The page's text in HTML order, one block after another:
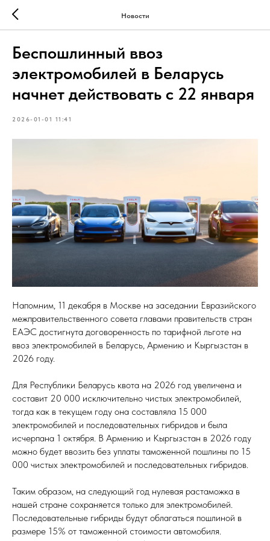
Новости
Беспошлинный ввоз
электромобилей в Беларусь
начнет действовать с 22 января
2026-01-01 11:41
Напомним, 11 декабря в Москве на заседании Евразийского
межправительственного совета главами правительств стран
ЕАЭС достигнута договоренность по тарифной льготе на
ввоз электромобилей в Беларусь, Армению и Кыргызстан в
2026 году.
Для Республики Беларусь квота на 2026 год увеличена и
составит 20 000 исключительно чистых электромобилей,
тогда как в текущем году она составляла 15 000
электромобилей и последовательных гибридов и была
исчерпана 1 октября. В Армению и Кыргызстан в 2026 году
можно будет ввозить без уплаты таможенной пошлины по 15
000 чистых электромобилей и последовательных гибридов.
Таким образом, на следующий год нулевая растаможка в
нашей стране сохраняется только для электромобилей.
Последовательные гибриды будут облагаться пошлиной в
размере 15% от таможенной стоимости автомобиля.